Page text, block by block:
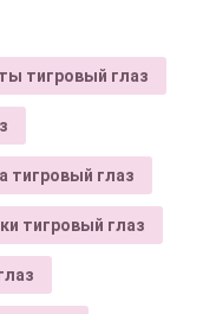
тигровый глаз
тигровый глаз
тигровый глаз